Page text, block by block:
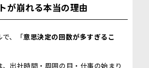
が崩れる本当の理由
で、「意思決定の回数が多すぎるこ
出社時間・周囲の目・仕事の始まり